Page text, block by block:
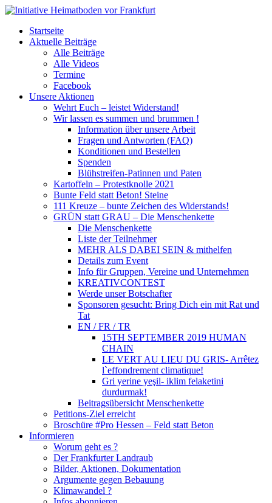
Startseite
Aktuelle Beiträge
Alle Beiträge
Alle Videos
Termine
Facebook
Unsere Aktionen
Wehrt Euch – leistet Widerstand!
Wir lassen es summen und brummen !
Information über unsere Arbeit
Fragen und Antworten (FAQ)
Konditionen und Bestellen
Spenden
Blühstreifen-Patinnen und Paten
Kartoffeln – Protestknolle 2021
Bunte Feld statt Beton! Steine
111 Kreuze – bunte Zeichen des Widerstands!
GRÜN statt GRAU – Die Menschenkette
Die Menschenkette
Liste der Teilnehmer
MEHR ALS DABEI SEIN & mithelfen
Details zum Event
Info für Gruppen, Vereine und Unternehmen
KREATIVCONTEST
Werde unser Botschafter
Sponsoren gesucht: Bring Dich ein mit Rat und
Tat
EN / FR / TR
15TH SEPTEMBER 2019 HUMAN
CHAIN
LE VERT AU LIEU DU GRIS- Arrêtez
l`effondrement climatique!
Gri yerine yeşil- iklim felaketini
durdurmak!
Beitragsübersicht Menschenkette
Petitions-Ziel erreicht
Broschüre #Pro Hessen – Feld statt Beton
Informieren
Worum geht es ?
Der Frankfurter Landraub
Bilder, Aktionen, Dokumentation
Argumente gegen Bebauung
Klimawandel ?